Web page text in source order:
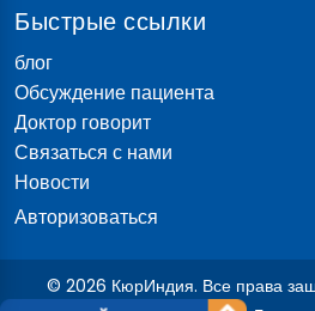
Быстрые ссылки
блог
Обсуждение пациента
Доктор говорит
Связаться с нами
Новости
Авторизоваться
© 2026 КюрИндия. Все права